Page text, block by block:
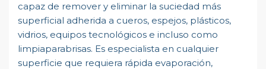
capaz de remover y eliminar la suciedad más
superficial adherida a cueros, espejos, plásticos,
vidrios, equipos tecnológicos e incluso como
limpiaparabrisas. Es especialista en cualquier
superficie que requiera rápida evaporación,